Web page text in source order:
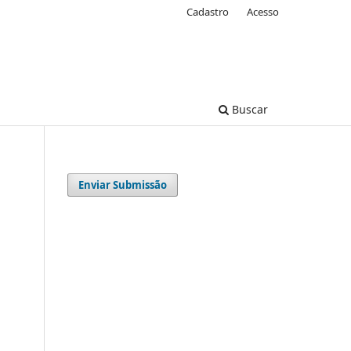
Buscar
Cadastro Acesso
Enviar Submissão